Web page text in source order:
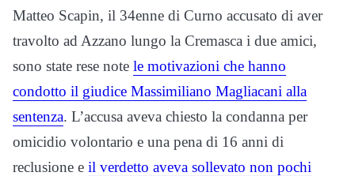
Matteo Scapin, il 34enne di Curno accusato di aver
travolto ad Azzano lungo la Cremasca i due amici,
sono state rese note le motivazioni che hanno
condotto il giudice Massimiliano Magliacani alla
sentenza. L’accusa aveva chiesto la condanna per
omicidio volontario e una pena di 16 anni di
reclusione e il verdetto aveva sollevato non pochi